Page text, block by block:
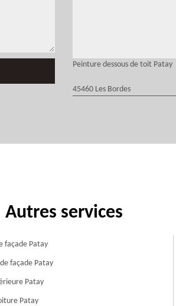
Peinture dessous de toit Patay
45460 Les Bordes
Autres services
façade Patay
façade Patay
Patay
Patay